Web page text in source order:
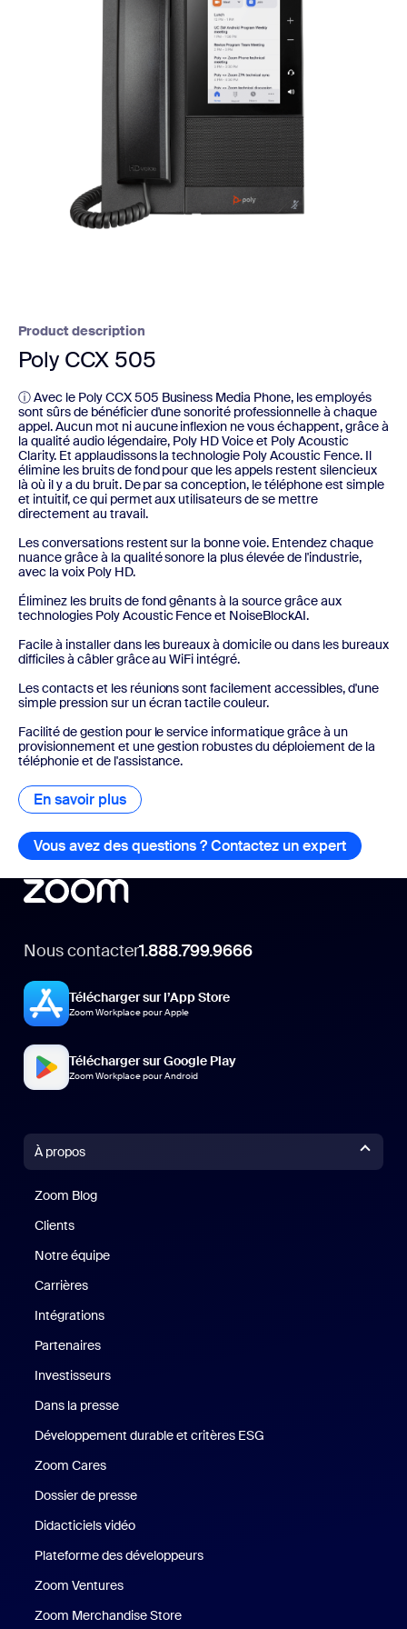
Product description
Poly CCX 505
ⓘ Avec le Poly CCX 505 Business Media Phone, les employés
sont sûrs de bénéficier d'une sonorité professionnelle à chaque
appel. Aucun mot ni aucune inflexion ne vous échappent, grâce à
la qualité audio légendaire, Poly HD Voice et Poly Acoustic
Clarity. Et applaudissons la technologie Poly Acoustic Fence. Il
élimine les bruits de fond pour que les appels restent silencieux
là où il y a du bruit. De par sa conception, le téléphone est simple
et intuitif, ce qui permet aux utilisateurs de se mettre
directement au travail.
Les conversations restent sur la bonne voie. Entendez chaque
nuance grâce à la qualité sonore la plus élevée de l'industrie,
avec la voix Poly HD.
Éliminez les bruits de fond gênants à la source grâce aux
technologies Poly Acoustic Fence et NoiseBlockAI.
Facile à installer dans les bureaux à domicile ou dans les bureaux
difficiles à câbler grâce au WiFi intégré.
Les contacts et les réunions sont facilement accessibles, d'une
simple pression sur un écran tactile couleur.
Facilité de gestion pour le service informatique grâce à un
provisionnement et une gestion robustes du déploiement de la
téléphonie et de l'assistance.
En savoir plus En savoir plus
Vous avez des questions ? Contactez un expert Vous
Nous contacter1.888.799.9666
Télécharger sur l’App Store
Zoom Workplace pour Apple
Télécharger sur Google Play
Zoom Workplace pour Android
À propos
Zoom Blog
Clients
Notre équipe
Carrières
Intégrations
Partenaires
Investisseurs
Dans la presse
Développement durable et critères ESG
Zoom Cares
Dossier de presse
Didacticiels vidéo
Plateforme des développeurs
Zoom Ventures
Zoom Merchandise Store